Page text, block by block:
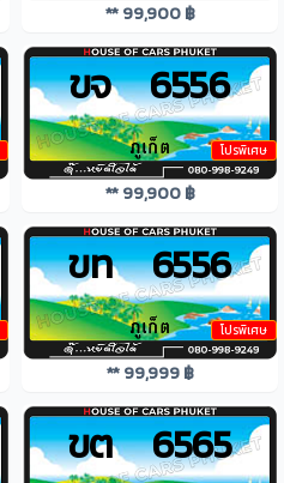
** 99,900 ฿
โปรพิเศษ
ขจ 6556
** 99,900 ฿
โปรพิเศษ
ขท 6556
** 99,999 ฿
ขต 6565